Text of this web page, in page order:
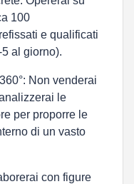
100
e qualificati
al giorno).
Non venderai
le
per proporre le
di un vasto
con figure